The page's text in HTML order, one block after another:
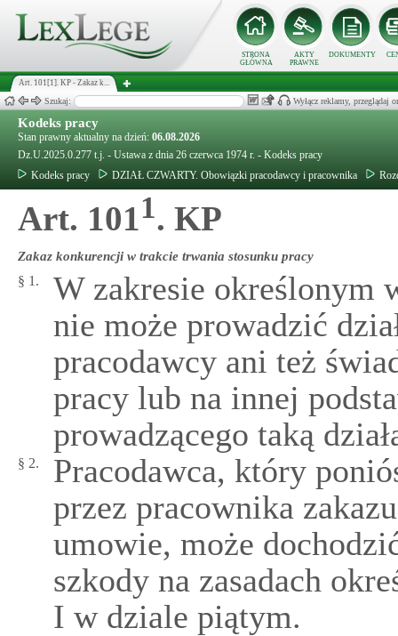
STRONA
GŁÓWNA
AKTY
PRAWNE
DOKUMENTY
Art. 101[1]. KP - Zakaz k...
Szukaj: Wyłącz reklamy, przeglądaj
Kodeks pracy
Stan prawny aktualny na dzień: 06.08.2026
Dz.U.2025.0.277 t.j. - Ustawa z dnia 26 czerwca 1974 r. - Kodeks pracy
Kodeks pracy
DZIAŁ CZWARTY. Obowiązki pracodawcy i pracownika
Art. 1011. KP
Zakaz konkurencji w trakcie trwania stosunku pracy
§ 1.
W zakresie określonym
nie może prowadzić
pracodawcy ani też
pracy lub na innej
prowadzącego taką
§ 2.
Pracodawca, który
przez pracownika
umowie, może
szkody na zasadach
I w dziale piątym.